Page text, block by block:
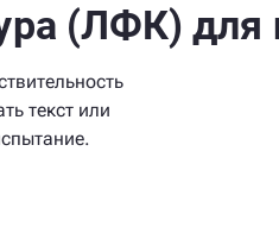
(ЛФК) для
текст или